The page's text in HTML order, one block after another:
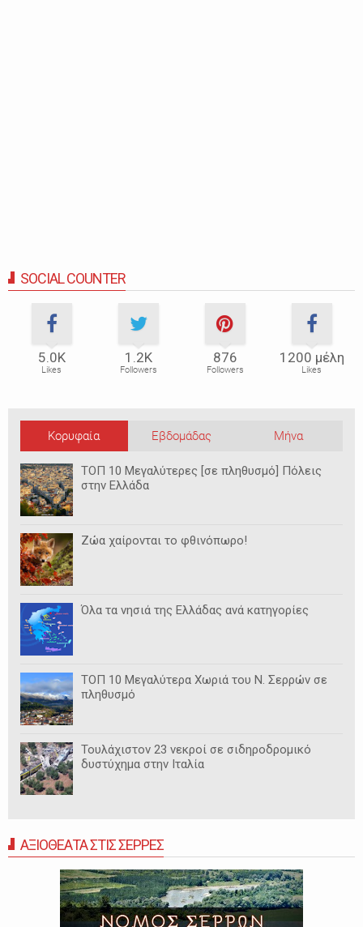
SOCIAL COUNTER
5.0Κ
Likes
1.2Κ
Followers
876
Followers
1200 μέλη
Likes
Κορυφαία Εβδομάδας Μήνα
ΤΟΠ 10 Μεγαλύτερες [σε πληθυσμό] Πόλεις
στην Ελλάδα
Ζώα χαίρονται το φθινόπωρο!
Όλα τα νησιά της Ελλάδας ανά κατηγορίες
ΤΟΠ 10 Μεγαλύτερα Χωριά του Ν. Σερρών σε
πληθυσμό
Τουλάχιστον 23 νεκροί σε σιδηροδρομικό
δυστύχημα στην Ιταλία
ΑΞΙΟΘΕΑΤΑ ΣΤΙΣ ΣΕΡΡΕΣ